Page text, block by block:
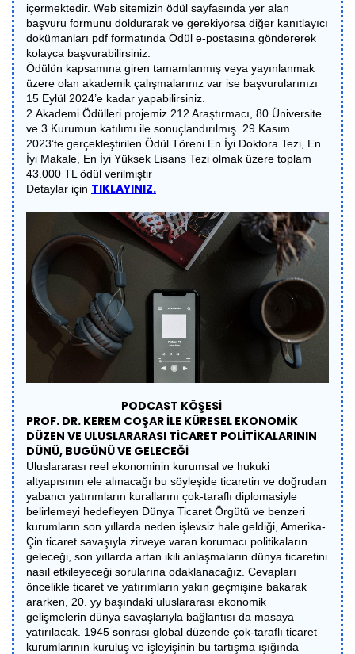
içermektedir. Web sitemizin ödül sayfasında yer alan
başvuru formunu doldurarak ve gerekiyorsa diğer kanıtlayıcı
dokümanları pdf formatında Ödül e-postasına göndererek
kolayca başvurabilirsiniz.
Ödülün kapsamına giren tamamlanmış veya yayınlanmak
üzere olan akademik çalışmalarınız var ise başvurularınızı
15 Eylül 2024’e kadar yapabilirsiniz.
2.Akademi Ödülleri projemiz 212 Araştırmacı, 80 Üniversite
ve 3 Kurumun katılımı ile sonuçlandırılmış. 29 Kasım
2023’te gerçekleştirilen Ödül Töreni En İyi Doktora Tezi, En
İyi Makale, En İyi Yüksek Lisans Tezi olmak üzere toplam
43.000 TL ödül verilmiştir
Detaylar için TIKLAYINIZ.
PODCAST KÖŞESİ
PROF. DR. KEREM COŞAR İLE KÜRESEL EKONOMİK
DÜZEN VE ULUSLARARASI TİCARET POLİTİKALARININ
DÜNÜ, BUGÜNÜ VE GELECEĞİ
Uluslararası reel ekonominin kurumsal ve hukuki
altyapısının ele alınacağı bu söyleşide ticaretin ve doğrudan
yabancı yatırımların kurallarını çok-taraflı diplomasiyle
belirlemeyi hedefleyen Dünya Ticaret Örgütü ve benzeri
kurumların son yıllarda neden işlevsiz hale geldiği, Amerika-
Çin ticaret savaşıyla zirveye varan korumacı politikaların
geleceği, son yıllarda artan ikili anlaşmaların dünya ticaretini
nasıl etkileyeceği sorularına odaklanacağız. Cevapları
öncelikle ticaret ve yatırımların yakın geçmişine bakarak
ararken, 20. yy başındaki uluslararası ekonomik
gelişmelerin dünya savaşlarıyla bağlantısı da masaya
yatırılacak. 1945 sonrası global düzende çok-taraflı ticaret
kurumlarının kuruluş ve işleyişinin bu tartışma ışığında